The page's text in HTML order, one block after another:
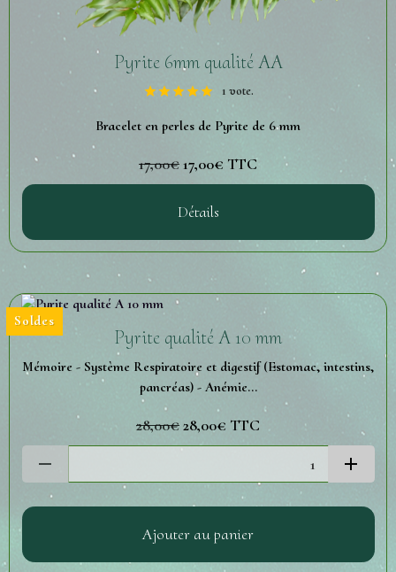
Pyrite 6mm qualité AA
1 vote.
Bracelet en perles de Pyrite de 6 mm
17,00€17,00€ TTC
Détails
Soldes
Pyrite qualité A 10 mm
Mémoire - Système Respiratoire et digestif (Estomac, intestins,
pancréas) - Anémie...
28,00€28,00€ TTC
Ajouter au panier